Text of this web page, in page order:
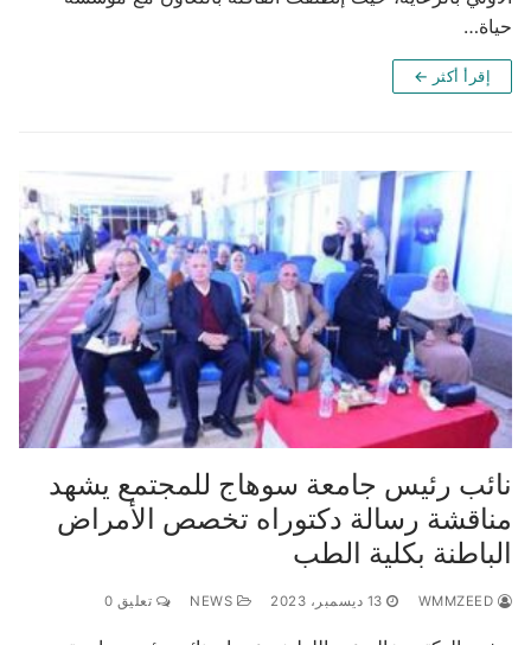
حياة…
إقرأ أكثر ←
نائب رئيس جامعة سوهاج للمجتمع يشهد
مناقشة رسالة دكتوراه تخصص الأمراض
الباطنة بكلية الطب
13 ديسمبر، 2023 تعليق 0